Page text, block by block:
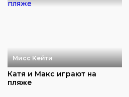
Мисс Кейти
Катя и Макс играют на
пляже